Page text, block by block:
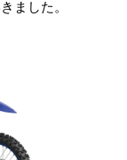
ました。